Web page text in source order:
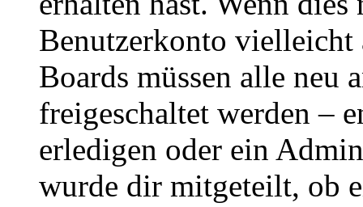
Benutzerkonto
Boards müssen alle neu
freigeschaltet werden –
erledigen oder ein
wurde dir mitgeteilt, ob